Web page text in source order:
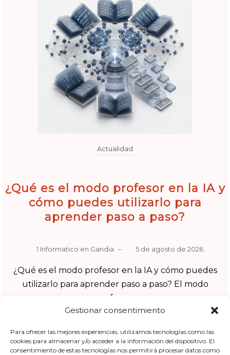
Gestionar consentimiento
Para ofrecer las mejores experiencias, utilizamos tecnologías como las
cookies para almacenar y/o acceder a la información del dispositivo. El
consentimiento de estas tecnologías nos permitirá procesar datos como
Actualidad
¿Qué es el modo profesor en la IA y
cómo puedes utilizarlo para
aprender paso a paso?
1 Informatico en Gandia – 5 de agosto de 2026
¿Qué es el modo profesor en la IA y cómo puedes
utilizarlo para aprender paso a paso? El modo
profesor...
Leer más